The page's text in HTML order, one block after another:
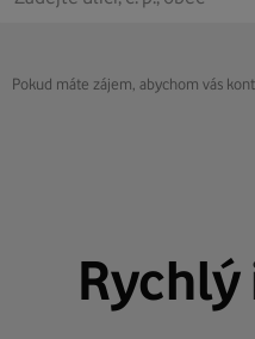
Pokud máte zájem, abychom vás
Rychlý